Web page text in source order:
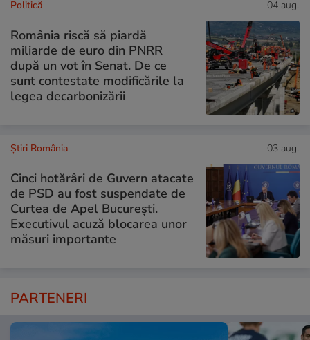
Politică 04 aug.
România riscă să piardă
miliarde de euro din PNRR
după un vot în Senat. De ce
sunt contestate modificările la
legea decarbonizării
Știri România 03 aug.
Cinci hotărâri de Guvern atacate
de PSD au fost suspendate de
Curtea de Apel București.
Executivul acuză blocarea unor
măsuri importante
PARTENERI